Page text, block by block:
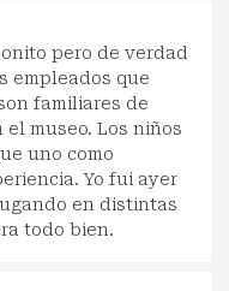
pero de verdad
empleados que
familiares de
museo. Los niños
uno como
Yo fui ayer
en distintas
todo bien.